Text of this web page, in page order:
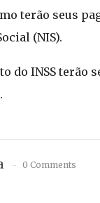
terão seus
(NIS).
do INSS terão
0 Comments